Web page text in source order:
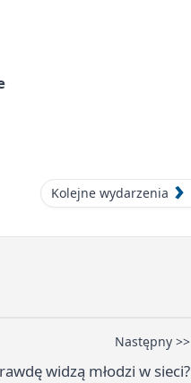
Kolejne wydarzenia
Następny >>
widzą młodzi w sieci?